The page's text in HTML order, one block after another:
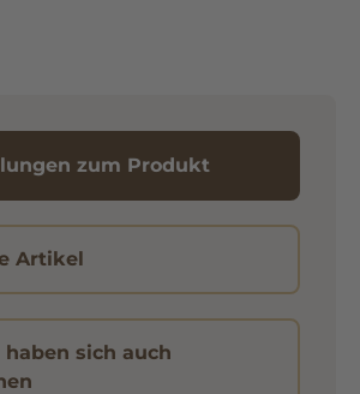
zum Produkt
Artikel
haben sich auch